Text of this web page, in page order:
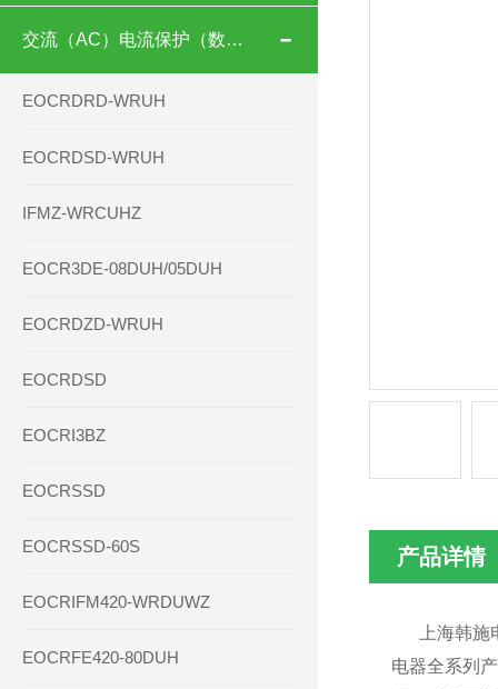
交流（AC）电流保护（数码型）
EOCRDRD-WRUH
EOCRDSD-WRUH
IFMZ-WRCUHZ
EOCR3DE-08DUH/05DUH
EOCRDZD-WRUH
EOCRDSD
EOCRI3BZ
EOCRSSD
EOCRSSD-60S
EOCRIFM420-WRDUWZ
EOCRFE420-80DUH
产品详情
上海韩施电
电器全系列